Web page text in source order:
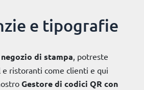
e tipografie
di stampa , potreste
ristoranti come clienti e qui
Gestore di codici QR con